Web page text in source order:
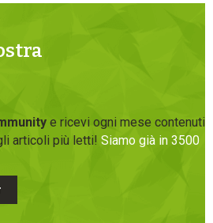
e ricevi ogni mese contenuti
articoli più letti! Siamo già in 3500